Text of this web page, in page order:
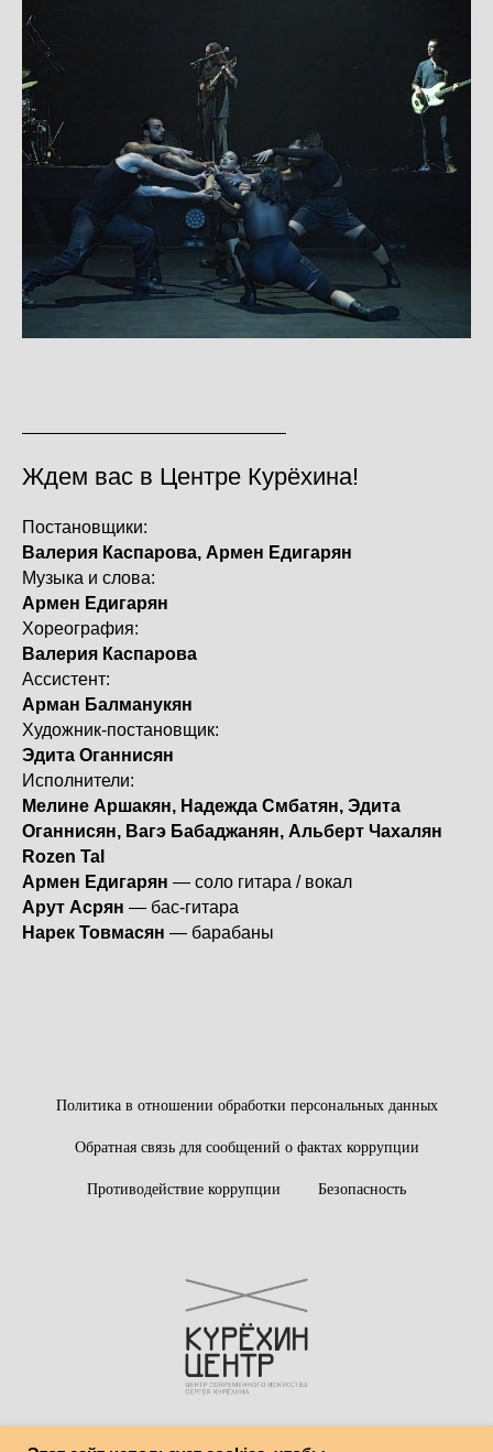
Ждем вас в Центре Курёхина!
Постановщики:
Валерия Каспарова, Армен Едигарян
Музыка и слова:
Армен Едигарян
Хореография:
Валерия Каспарова
Ассистент:
Арман Балманукян
Художник-постановщик:
Эдита Оганнисян
Исполнители:
Мелине Аршакян, Надежда Смбатян, Эдита
Оганнисян, Вагэ Бабаджанян, Альберт Чахалян
Rozen Tal
Армен Едигарян — соло гитара / вокал
Арут Асрян — бас-гитара
Нарек Товмасян — барабаны
Политика в отношении обработки персональных данных
Обратная связь для сообщений о фактах коррупции
Противодействие коррупции Безопасность